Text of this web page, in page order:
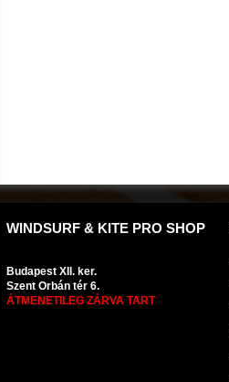
WINDSURF & KITE PRO SHOP
Budapest XII. ker.
Szent Orbán tér 6.
ÁTMENETILEG ZÁRVA TART